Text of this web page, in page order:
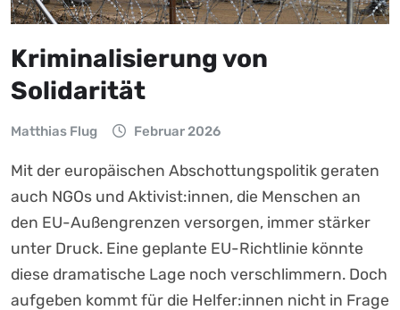
Kriminalisierung von
Solidarität
Matthias Flug Februar 2026
Mit der europäischen Abschottungspolitik geraten
auch NGOs und Aktivist:innen, die Menschen an
den EU-Außengrenzen versorgen, immer stärker
unter Druck. Eine geplante EU-Richtlinie könnte
diese dramatische Lage noch verschlimmern. Doch
aufgeben kommt für die Helfer:innen nicht in Frage